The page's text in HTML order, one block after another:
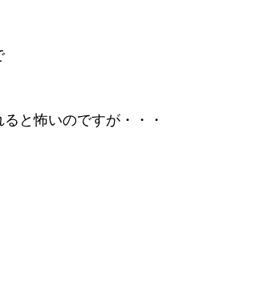
と怖いのですが・・・